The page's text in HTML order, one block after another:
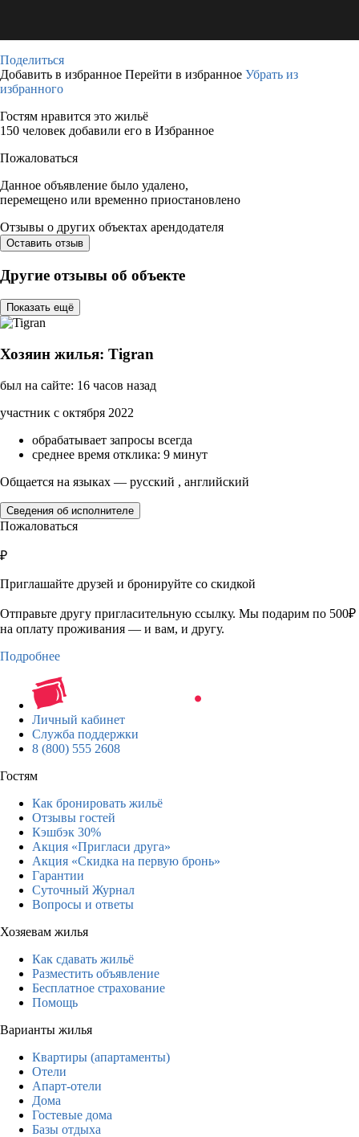
Поделиться
Добавить в избранное Перейти в избранное Убрать из
избранного
Гостям нравится это жильё
150 человек добавили его в Избранное
Пожаловаться
Данное объявление было удалено,
перемещено или временно приостановлено
Отзывы о других объектах арендодателя
Оставить отзыв
Другие отзывы об объекте
Показать ещё
Хозяин жилья: Tigran
был на сайте: 16 часов назад
участник с октября 2022
обрабатывает запросы всегда
среднее время отклика: 9 минут
Общается на языках — русский , английский
Сведения об исполнителе
Пожаловаться
₽
Приглашайте друзей и бронируйте со скидкой
Отправьте другу пригласительную ссылку. Мы подарим по 500₽
на оплату проживания — и вам, и другу.
Подробнее
Личный кабинет
Служба поддержки
8 (800) 555 2608
Гостям
Как бронировать жильё
Отзывы гостей
Кэшбэк 30%
Акция «Пригласи друга»
Акция «Скидка на первую бронь»
Гарантии
Суточный Журнал
Вопросы и ответы
Хозяевам жилья
Как сдавать жильё
Разместить объявление
Бесплатное страхование
Помощь
Варианты жилья
Квартиры (апартаменты)
Отели
Апарт-отели
Дома
Гостевые дома
Базы отдыха